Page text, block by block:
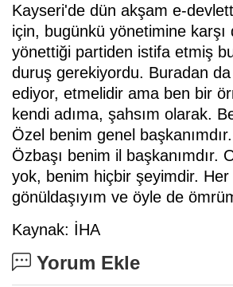
Kayseri'de dün akşam e-
için, bugünkü yönetimine
yönettiği partiden istifa etmiş
duruş gerekiyordu. Buradan
ediyor, etmelidir ama ben bir
kendi adıma, şahsım olarak.
Özel benim genel
Özbaşı benim il başkanımdır.
yok, benim hiçbir şeyimdir.
gönüldaşıyım ve öyle de
Kaynak: İHA
Yorum Ekle